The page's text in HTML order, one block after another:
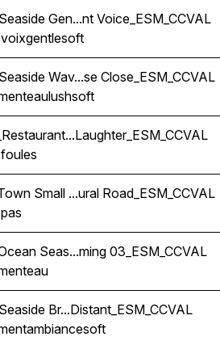
Gentle Waves Lapping
Gen...nt Voice_ESM_CCVAL
voixgentlesoft
Waves Close Soft Peaceful
Wav...se Close_ESM_CCVAL
eaulushsoft
Cafe Small Lively
foules
Small Quiet Village Birdsong
Small ...ural Road_ESM_CCVAL
pas
Seaside By Dock Water Small
Seas...ming 03_ESM_CCVAL
eau
Breezy Coastal Ambience
Br...Distant_ESM_CCVAL
ambiancesoft